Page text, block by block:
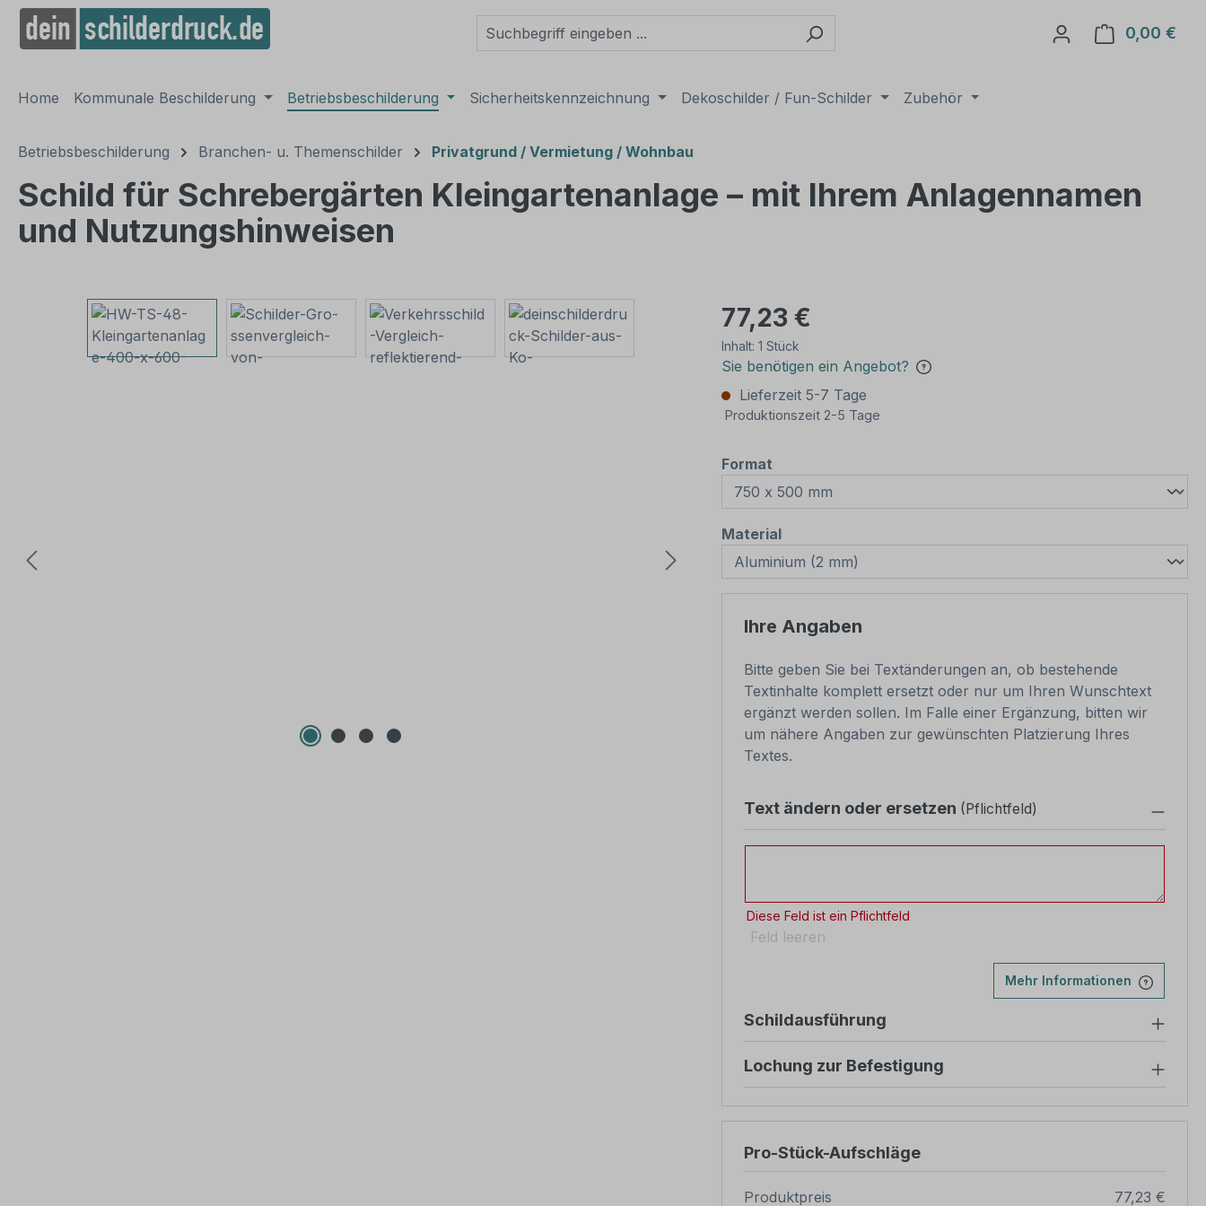
Zur Hauptnavigation springen
0,00 €
Home Kommunale Beschilderung Betriebsbeschilderung Sicherheitskennzeichnung Dekoschilder / Fun-Schilder Zubehör
Betriebsbeschilderung Branchen- u. Themenschilder Privatgrund / Vermietung / Wohnbau
Schild für Schrebergärten Kleingartenanlage – mit Ihrem Anlagennamen
und Nutzungshinweisen
Bildergalerie überspringen 77,23 €
Inhalt: 1 Stück
Sie benötigen ein Angebot?
Lieferzeit 5-7 Tage
Produktionszeit 2-5 Tage
Format
Materialauswählen
Ihre Angaben
Bitte geben Sie bei Textänderungen an, ob bestehende
Textinhalte komplett ersetzt oder nur um Ihren Wunschtext
ergänzt werden sollen. Im Falle einer Ergänzung, bitten wir
um nähere Angaben zur gewünschten Platzierung Ihres
Textes.
Text ändern oder ersetzen (Pflichtfeld)
Diese Feld ist ein Pflichtfeld
Feld leeren
Mehr Informationen
Schildausführung
Lochung zur Befestigung
Pro-Stück-Aufschläge
Produktpreis
77,23 €